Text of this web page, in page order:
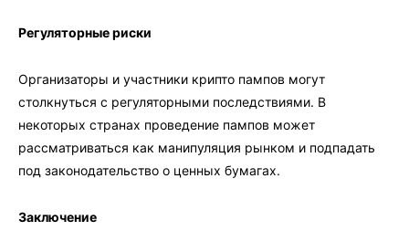
Регуляторные риски
Организаторы и участники крипто пампов могут
столкнуться с регуляторными последствиями. В
некоторых странах проведение пампов может
рассматриваться как манипуляция рынком и подпадать
под законодательство о ценных бумагах.
Заключение